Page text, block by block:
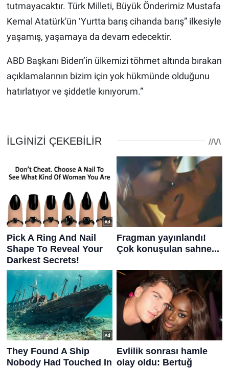
tutmayacaktır. Türk Milleti, Büyük Önderimiz Mustafa
Kemal Atatürk'ün ‘Yurtta barış cihanda barış” ilkesiyle
yaşamış, yaşamaya da devam edecektir.
ABD Başkanı Biden’in ülkemizi töhmet altında bırakan
açıklamalarının bizim için yok hükmünde olduğunu
hatırlatıyor ve şiddetle kınıyorum.”